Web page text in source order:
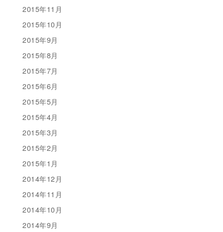
2015年11月
2015年10月
2015年9月
2015年8月
2015年7月
2015年6月
2015年5月
2015年4月
2015年3月
2015年2月
2015年1月
2014年12月
2014年11月
2014年10月
2014年9月